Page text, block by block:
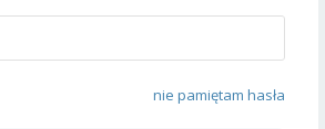
nie pamiętam hasła